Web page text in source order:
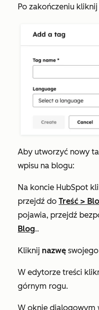
Po zakończeniu
Aby utworzyć nowy
wpisu na blogu:
Na koncie HubSpot
przejdź do Treść >
pojawia, przejdź
Blog..
Kliknij nazwę
W edytorze treści
górnym rogu.
W oknie dialogowym